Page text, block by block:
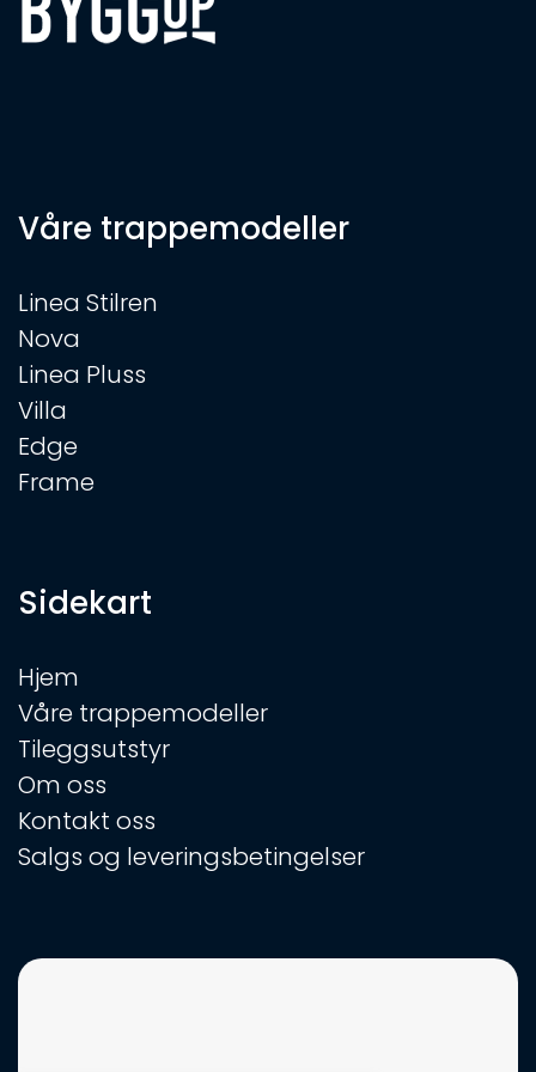
Våre trappemodeller
Linea Stilren
Nova
Linea Pluss
Villa
Edge
Frame
Sidekart
Hjem
Våre trappemodeller
Tileggsutstyr
Om oss
Kontakt oss
Salgs og leveringsbetingelser